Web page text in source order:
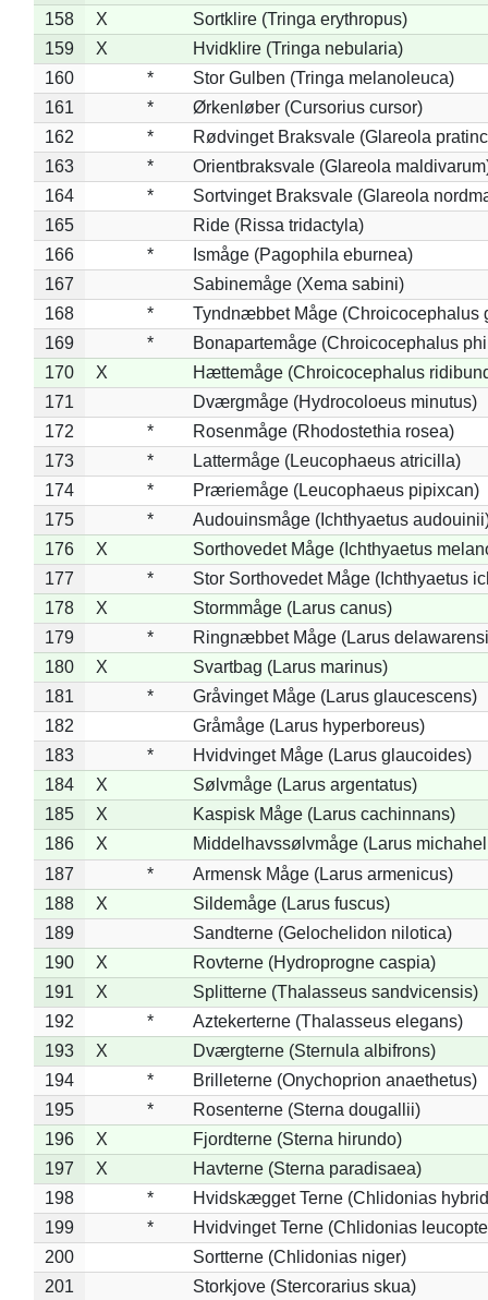
158
X
Sortklire (Tringa erythropus)
159
X
Hvidklire (Tringa nebularia)
160
*
Stor Gulben (Tringa melanoleuca)
161
*
Ørkenløber (Cursorius cursor)
162
*
Rødvinget Braksvale (Glareola
163
*
Orientbraksvale (Glareola
164
*
Sortvinget Braksvale (Glareola
165
Ride (Rissa tridactyla)
166
*
Ismåge (Pagophila eburnea)
167
Sabinemåge (Xema sabini)
168
*
Tyndnæbbet Måge (Chroicocephalus
169
*
Bonapartemåge (Chroicocephalus
170
X
Hættemåge (Chroicocephalus
171
Dværgmåge (Hydrocoloeus minutus)
172
*
Rosenmåge (Rhodostethia rosea)
173
*
Lattermåge (Leucophaeus atricilla)
174
*
Præriemåge (Leucophaeus pipixcan)
175
*
Audouinsmåge (Ichthyaetus
176
X
Sorthovedet Måge (Ichthyaetus
177
*
Stor Sorthovedet Måge (Ichthyaetus
178
X
Stormmåge (Larus canus)
179
*
Ringnæbbet Måge (Larus
180
X
Svartbag (Larus marinus)
181
*
Gråvinget Måge (Larus glaucescens)
182
Gråmåge (Larus hyperboreus)
183
*
Hvidvinget Måge (Larus glaucoides)
184
X
Sølvmåge (Larus argentatus)
185
X
Kaspisk Måge (Larus cachinnans)
186
X
Middelhavssølvmåge (Larus
187
*
Armensk Måge (Larus armenicus)
188
X
Sildemåge (Larus fuscus)
189
Sandterne (Gelochelidon nilotica)
190
X
Rovterne (Hydroprogne caspia)
191
X
Splitterne (Thalasseus sandvicensis)
192
*
Aztekerterne (Thalasseus elegans)
193
X
Dværgterne (Sternula albifrons)
194
*
Brilleterne (Onychoprion anaethetus)
195
*
Rosenterne (Sterna dougallii)
196
X
Fjordterne (Sterna hirundo)
197
X
Havterne (Sterna paradisaea)
198
*
Hvidskægget Terne (Chlidonias
199
*
Hvidvinget Terne (Chlidonias
200
Sortterne (Chlidonias niger)
201
Storkjove (Stercorarius skua)